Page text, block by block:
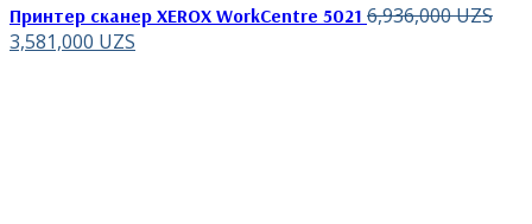
Принтер сканер XEROX WorkCentre 5021 6,936,000UZS
3,581,000 UZS